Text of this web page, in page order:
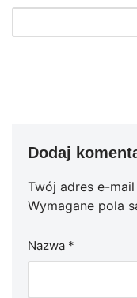
Dodaj
Twój adres e-
Wymagane pola
Nazwa *